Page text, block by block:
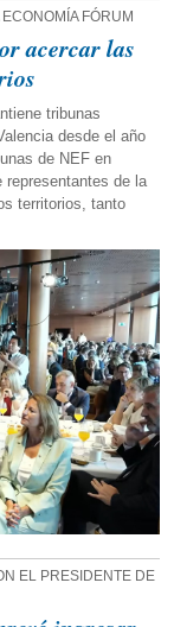
FÓRUM
acercar las
tribunas
desde el año
de NEF en
representantes de la
territorios, tanto
EL PRESIDENTE DE